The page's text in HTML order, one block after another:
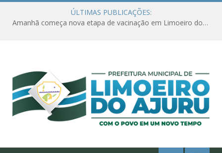
ÚLTIMAS PUBLICAÇÕES:
Amanhã começa nova etapa de vacinação em Limoeiro do Ajuru para idosos com 65 ou mais